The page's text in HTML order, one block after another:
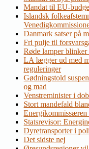
Mandat til EU-
Islandsk
Danmark satser på
Fri pulje til
Røde lamper blinker
LA lægger ud med
reguleringer
Gødningstold
og mad
Venstreminister i
Stort mandefald
Statsrevisor:
Dyretransporter i
Det sidste nej